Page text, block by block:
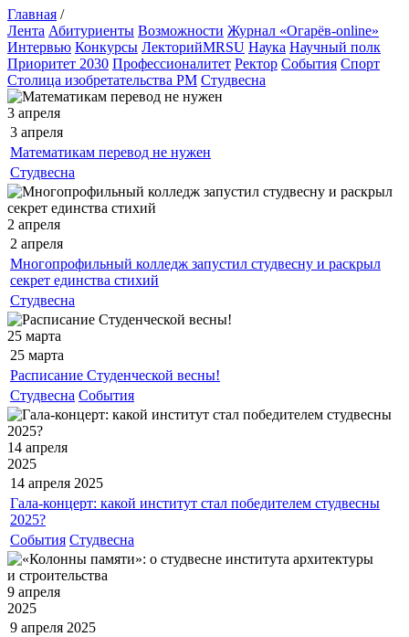
Главная /
Лента Абитуриенты Возможности Журнал «Огарёв-online»
Интервью Конкурсы ЛекторийMRSU Наука Научный полк
Приоритет 2030 Профессионалитет Ректор События Спорт
Столица изобретательства РМ Студвесна
3 апреля
3 апреля
Математикам перевод не нужен
Студвесна
2 апреля
2 апреля
Многопрофильный колледж запустил студвесну и раскрыл
секрет единства стихий
Студвесна
25 марта
25 марта
Расписание Студенческой весны!
Студвесна События
14 апреля
2025
14 апреля 2025
Гала-концерт: какой институт стал победителем студвесны
2025?
События Студвесна
9 апреля
2025
9 апреля 2025